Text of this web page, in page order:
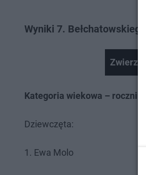
Wyniki 7.
Kategoria wiekowa – rocznik
Dziewczęta:
1. Ewa Molo